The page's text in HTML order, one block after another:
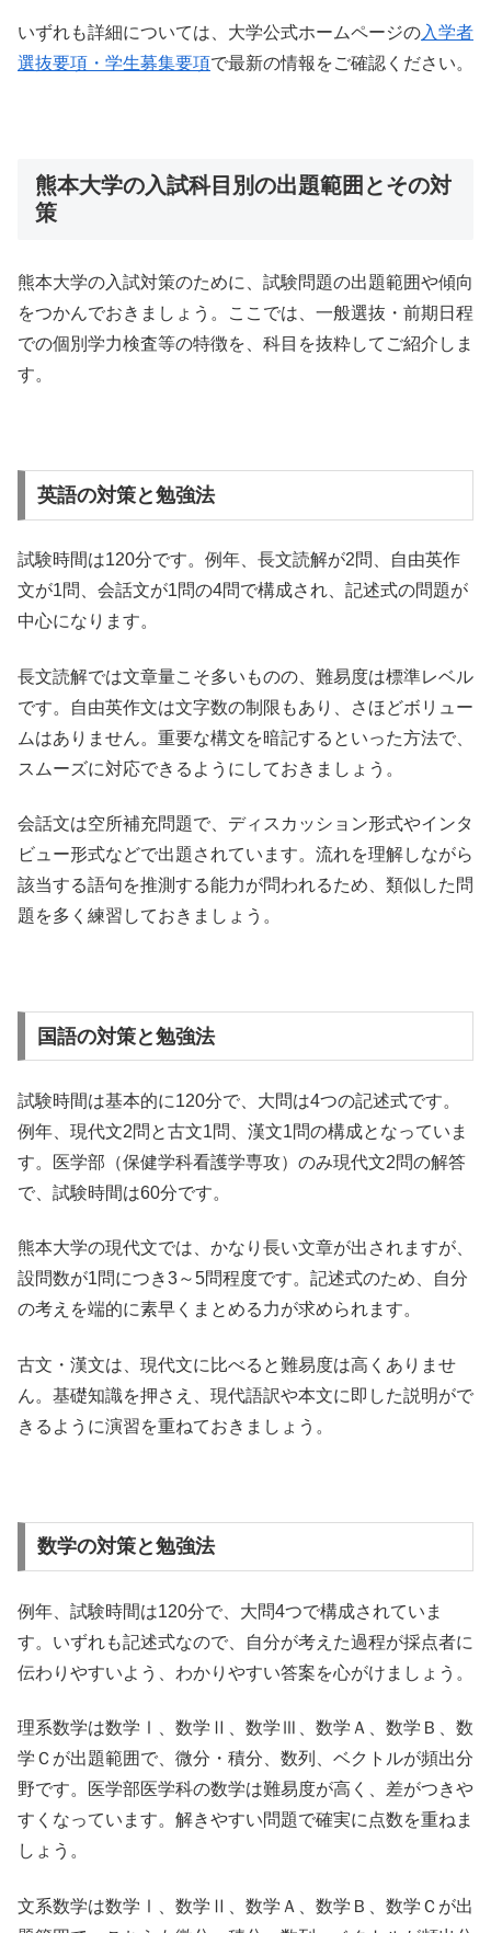
いずれも詳細については、大学公式ホームページの入学者
選抜要項・学生募集要項で最新の情報をご確認ください。
熊本大学の入試科目別の出題範囲とその対
策
熊本大学の入試対策のために、試験問題の出題範囲や傾向
をつかんでおきましょう。ここでは、一般選抜・前期日程
での個別学力検査等の特徴を、科目を抜粋してご紹介しま
す。
英語の対策と勉強法
試験時間は120分です。例年、長文読解が2問、自由英作
文が1問、会話文が1問の4問で構成され、記述式の問題が
中心になります。
長文読解では文章量こそ多いものの、難易度は標準レベル
です。自由英作文は文字数の制限もあり、さほどボリュー
ムはありません。重要な構文を暗記するといった方法で、
スムーズに対応できるようにしておきましょう。
会話文は空所補充問題で、ディスカッション形式やインタ
ビュー形式などで出題されています。流れを理解しながら
該当する語句を推測する能力が問われるため、類似した問
題を多く練習しておきましょう。
国語の対策と勉強法
試験時間は基本的に120分で、大問は4つの記述式です。
例年、現代文2問と古文1問、漢文1問の構成となっていま
す。医学部（保健学科看護学専攻）のみ現代文2問の解答
で、試験時間は60分です。
熊本大学の現代文では、かなり長い文章が出されますが、
設問数が1問につき3～5問程度です。記述式のため、自分
の考えを端的に素早くまとめる力が求められます。
古文・漢文は、現代文に比べると難易度は高くありませ
ん。基礎知識を押さえ、現代語訳や本文に即した説明がで
きるように演習を重ねておきましょう。
数学の対策と勉強法
例年、試験時間は120分で、大問4つで構成されていま
す。いずれも記述式なので、自分が考えた過程が採点者に
伝わりやすいよう、わかりやすい答案を心がけましょう。
理系数学は数学Ⅰ、数学Ⅱ、数学Ⅲ、数学Ａ、数学Ｂ、数
学Ｃが出題範囲で、微分・積分、数列、ベクトルが頻出分
野です。医学部医学科の数学は難易度が高く、差がつきや
すくなっています。解きやすい問題で確実に点数を重ねま
しょう。
文系数学は数学Ⅰ、数学Ⅱ、数学Ａ、数学Ｂ、数学Ｃが出